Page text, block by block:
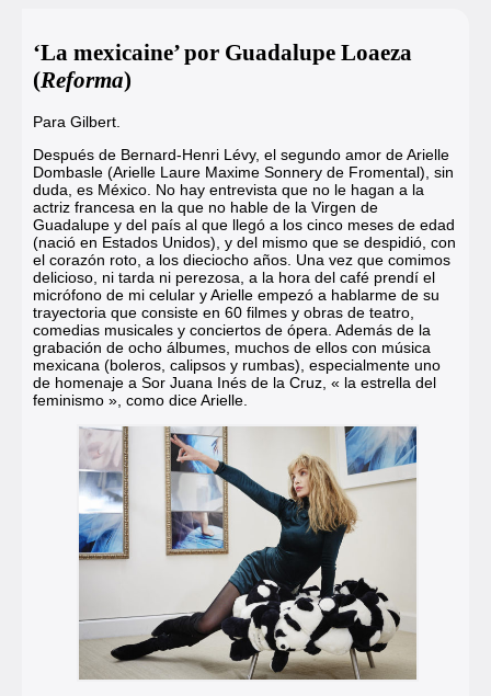
‘La mexicaine’ por Guadalupe Loaeza
(Reforma)
Para Gilbert.
Después de Bernard-Henri Lévy, el segundo amor de Arielle
Dombasle (Arielle Laure Maxime Sonnery de Fromental), sin
duda, es México. No hay entrevista que no le hagan a la
actriz francesa en la que no hable de la Virgen de
Guadalupe y del país al que llegó a los cinco meses de edad
(nació en Estados Unidos), y del mismo que se despidió, con
el corazón roto, a los dieciocho años. Una vez que comimos
delicioso, ni tarda ni perezosa, a la hora del café prendí el
micrófono de mi celular y Arielle empezó a hablarme de su
trayectoria que consiste en 60 filmes y obras de teatro,
comedias musicales y conciertos de ópera. Además de la
grabación de ocho álbumes, muchos de ellos con música
mexicana (boleros, calipsos y rumbas), especialmente uno
de homenaje a Sor Juana Inés de la Cruz, « la estrella del
feminismo », como dice Arielle.